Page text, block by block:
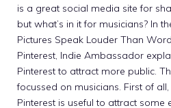
is a great social media site for
but what’s in it for musicians? In
Pictures Speak Louder Than
Pinterest, Indie Ambassador
Pinterest to attract more public.
focussed on musicians. First of
Pinterest is useful to attract some